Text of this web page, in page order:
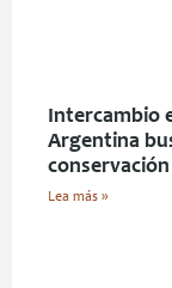
Intercambio
Argentina
Lea más »